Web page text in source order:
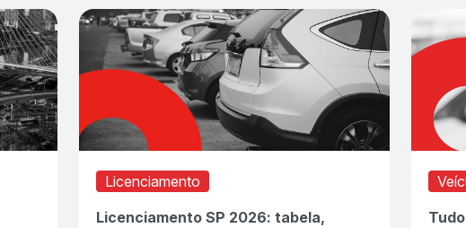
Licenciamento
Licenciamento SP 2026: tabela,